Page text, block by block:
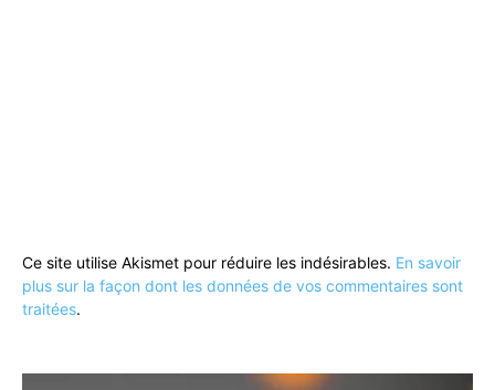
Ce site utilise Akismet pour réduire les indésirables. En savoir
plus sur la façon dont les données de vos commentaires sont
traitées.